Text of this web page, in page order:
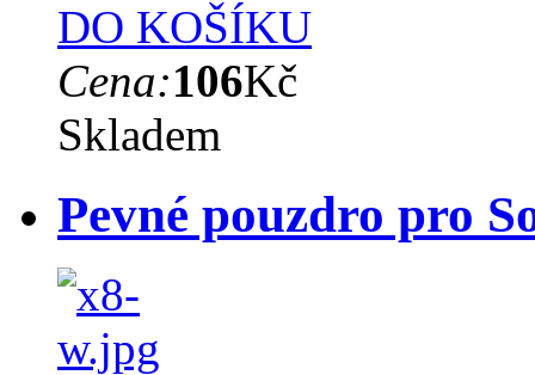
DO KOŠÍKU
Cena:106Kč
Skladem
Pevné pouzdro pro